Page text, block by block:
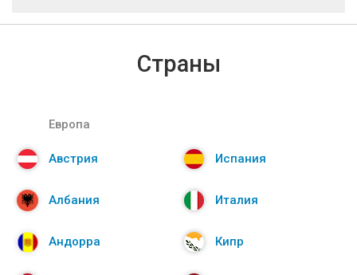
Страны
Европа
Австрия
Албания
Андорра
Испания
Италия
Кипр